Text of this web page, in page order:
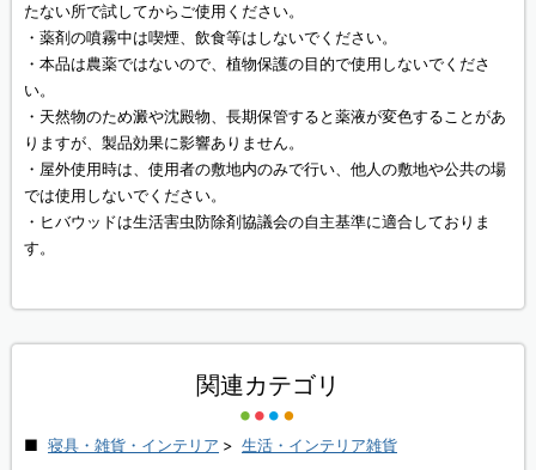
たない所で試してからご使用ください。
・薬剤の噴霧中は喫煙、飲食等はしないでください。
・本品は農薬ではないので、植物保護の目的で使用しないでくださ
い。
・天然物のため澱や沈殿物、長期保管すると薬液が変色することがあ
りますが、製品効果に影響ありません。
・屋外使用時は、使用者の敷地内のみで行い、他人の敷地や公共の場
では使用しないでください。
・ヒバウッドは生活害虫防除剤協議会の自主基準に適合しておりま
す。
関連カテゴリ
寝具・雑貨・インテリア > 生活・インテリア雑貨